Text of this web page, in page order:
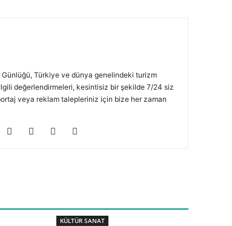
Türkiye ve dünya genelindeki turizm
değerlendirmeleri, kesintisiz bir şekilde 7/24 siz
veya reklam talepleriniz için bize her zaman
KÜLTÜR SANAT